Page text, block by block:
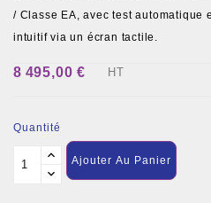
/ Classe EA, avec test automatique
intuitif via un écran tactile.
8 495,00 € HT
Quantité
Ajouter Au Panier